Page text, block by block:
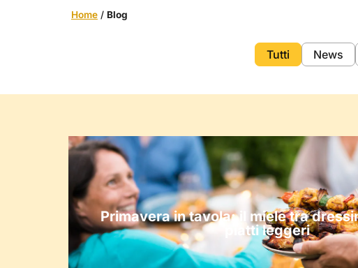
Home / Blog
Tutti News
Primavera in tavola: il miele tra
piatti leggeri